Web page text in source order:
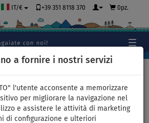
a fornire i nostri servizi
l'utente acconsente a memorizzare
per migliorare la navigazione nel
e assistere le attività di marketing
di configurazione e ulteriori
IT/€ +39 351 8118 370 0pz.
BANK 6000mAh